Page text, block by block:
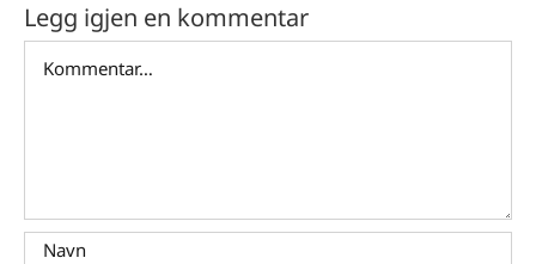
Legg igjen en kommentar